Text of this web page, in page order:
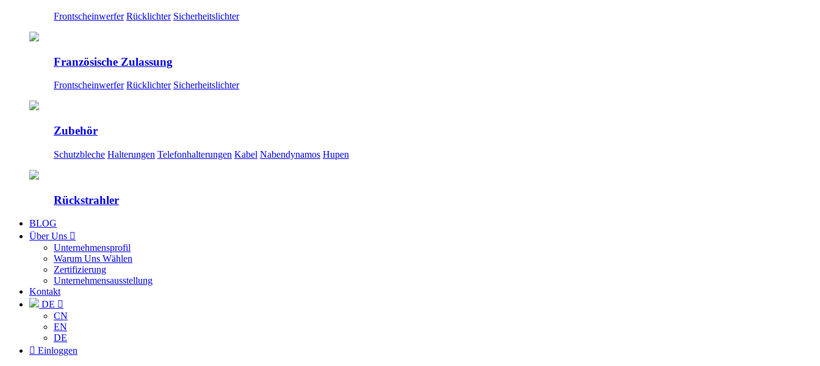
Frontscheinwerfer Rücklichter Sicherheitslichter
Französische Zulassung
Frontscheinwerfer Rücklichter Sicherheitslichter
Zubehör
Schutzbleche Halterungen Telefonhalterungen Kabel Nabendynamos Hupen
Rückstrahler
BLOG
Über Uns 
Unternehmensprofil
Warum Uns Wählen
Zertifizierung
Unternehmensausstellung
Kontakt
DE 
CN
EN
DE
 Einloggen